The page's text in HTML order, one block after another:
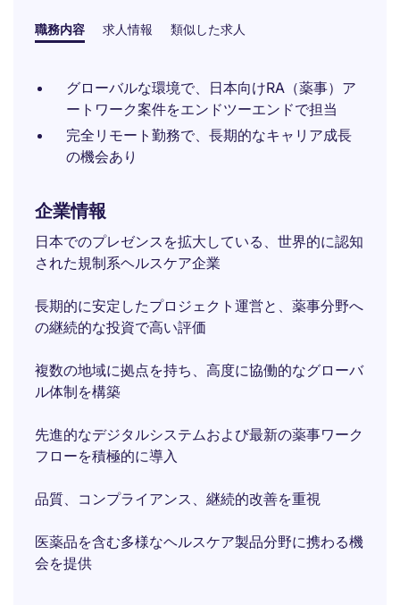
職務内容 求人情報 類似した求人
グローバルな環境で、日本向けRA（薬事）ア
ートワーク案件をエンドツーエンドで担当
完全リモート勤務で、長期的なキャリア成長
の機会あり
企業情報
日本でのプレゼンスを拡大している、世界的に認知
された規制系ヘルスケア企業
長期的に安定したプロジェクト運営と、薬事分野へ
の継続的な投資で高い評価
複数の地域に拠点を持ち、高度に協働的なグローバ
ル体制を構築
先進的なデジタルシステムおよび最新の薬事ワーク
フローを積極的に導入
品質、コンプライアンス、継続的改善を重視
医薬品を含む多様なヘルスケア製品分野に携わる機
会を提供